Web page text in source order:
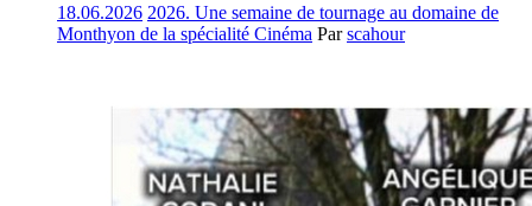
18.06.2026 2026. Une semaine de tournage au domaine de
Monthyon de la spécialité Cinéma Parscahour